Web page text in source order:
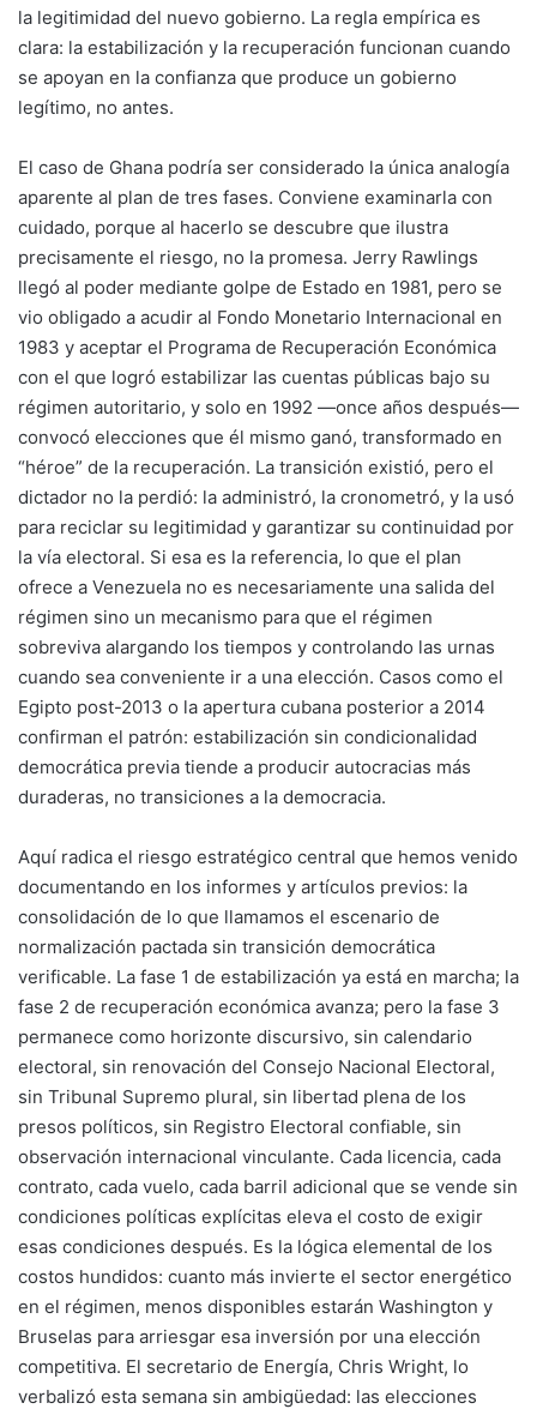
la legitimidad del nuevo gobierno. La regla empírica es
clara: la estabilización y la recuperación funcionan cuando
se apoyan en la confianza que produce un gobierno
legítimo, no antes.
El caso de Ghana podría ser considerado la única analogía
aparente al plan de tres fases. Conviene examinarla con
cuidado, porque al hacerlo se descubre que ilustra
precisamente el riesgo, no la promesa. Jerry Rawlings
llegó al poder mediante golpe de Estado en 1981, pero se
vio obligado a acudir al Fondo Monetario Internacional en
1983 y aceptar el Programa de Recuperación Económica
con el que logró estabilizar las cuentas públicas bajo su
régimen autoritario, y solo en 1992 —once años después—
convocó elecciones que él mismo ganó, transformado en
“héroe” de la recuperación. La transición existió, pero el
dictador no la perdió: la administró, la cronometró, y la usó
para reciclar su legitimidad y garantizar su continuidad por
la vía electoral. Si esa es la referencia, lo que el plan
ofrece a Venezuela no es necesariamente una salida del
régimen sino un mecanismo para que el régimen
sobreviva alargando los tiempos y controlando las urnas
cuando sea conveniente ir a una elección. Casos como el
Egipto post-2013 o la apertura cubana posterior a 2014
confirman el patrón: estabilización sin condicionalidad
democrática previa tiende a producir autocracias más
duraderas, no transiciones a la democracia.
Aquí radica el riesgo estratégico central que hemos venido
documentando en los informes y artículos previos: la
consolidación de lo que llamamos el escenario de
normalización pactada sin transición democrática
verificable. La fase 1 de estabilización ya está en marcha; la
fase 2 de recuperación económica avanza; pero la fase 3
permanece como horizonte discursivo, sin calendario
electoral, sin renovación del Consejo Nacional Electoral,
sin Tribunal Supremo plural, sin libertad plena de los
presos políticos, sin Registro Electoral confiable, sin
observación internacional vinculante. Cada licencia, cada
contrato, cada vuelo, cada barril adicional que se vende sin
condiciones políticas explícitas eleva el costo de exigir
esas condiciones después. Es la lógica elemental de los
costos hundidos: cuanto más invierte el sector energético
en el régimen, menos disponibles estarán Washington y
Bruselas para arriesgar esa inversión por una elección
competitiva. El secretario de Energía, Chris Wright, lo
verbalizó esta semana sin ambigüedad: las elecciones